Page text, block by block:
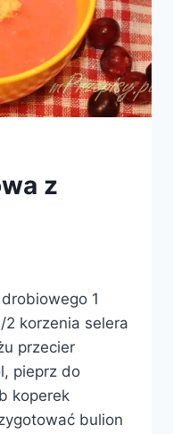
z
1
2 korzenia selera
przecier
pieprz do
koperek
bulion